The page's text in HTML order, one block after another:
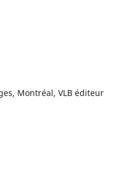
Montréal, VLB éditeur